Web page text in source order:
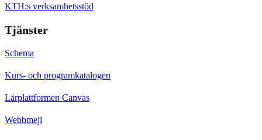
KTH:s verksamhetsstöd
Tjänster
Schema
Kurs- och programkatalogen
Lärplattformen Canvas
Webbmejl